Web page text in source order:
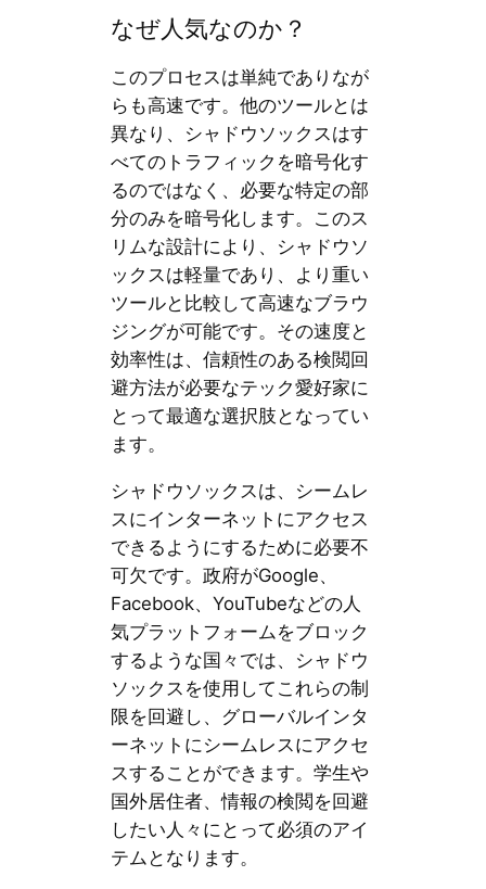
なぜ人気なのか？
このプロセスは単純でありなが
らも高速です。他のツールとは
異なり、シャドウソックスはす
べてのトラフィックを暗号化す
るのではなく、必要な特定の部
分のみを暗号化します。このス
リムな設計により、シャドウソ
ックスは軽量であり、より重い
ツールと比較して高速なブラウ
ジングが可能です。その速度と
効率性は、信頼性のある検閲回
避方法が必要なテック愛好家に
とって最適な選択肢となってい
ます。
シャドウソックスは、シームレ
スにインターネットにアクセス
できるようにするために必要不
可欠です。政府がGoogle、
Facebook、YouTubeなどの人
気プラットフォームをブロック
するような国々では、シャドウ
ソックスを使用してこれらの制
限を回避し、グローバルインタ
ーネットにシームレスにアクセ
スすることができます。学生や
国外居住者、情報の検閲を回避
したい人々にとって必須のアイ
テムとなります。